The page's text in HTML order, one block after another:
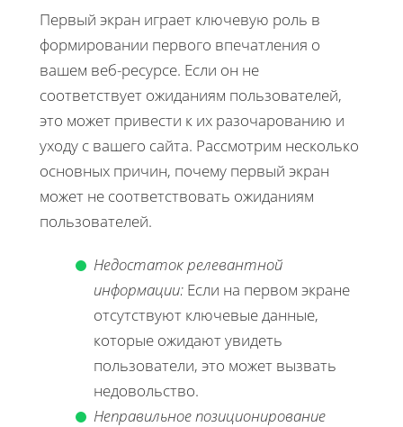
Первый экран играет ключевую роль в
формировании первого впечатления о
вашем веб-ресурсе. Если он не
соответствует ожиданиям пользователей,
это может привести к их разочарованию и
уходу с вашего сайта. Рассмотрим несколько
основных причин, почему первый экран
может не соответствовать ожиданиям
пользователей.
Недостаток релевантной
информации: Если на первом экране
отсутствуют ключевые данные,
которые ожидают увидеть
пользователи, это может вызвать
недовольство.
Неправильное позиционирование